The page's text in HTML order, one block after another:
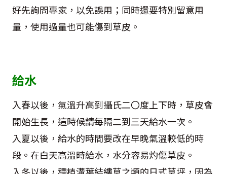
好先詢問專家，以免誤用；同時還要特別留意用
量，使用過量也可能傷到草皮。
給水
入春以後，氣溫升高到攝氏二〇度上下時，草皮會
開始生長，這時候請每隔二到三天給水一次。
入夏以後，給水的時間要改在早晚氣溫較低的時
段。在白天高溫時給水，水分容易灼傷草皮。
入冬以後，種植溝葉結縷草之類的日式草坪，因為